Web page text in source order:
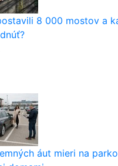
8 000 mostov a
áut mieri na